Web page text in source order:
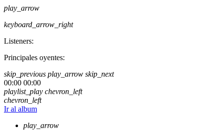
play_arrow
keyboard_arrow_right
Listeners:
Principales oyentes:
skip_previous play_arrow skip_next
00:00 00:00
playlist_play chevron_left
chevron_left
Ir al album
play_arrow